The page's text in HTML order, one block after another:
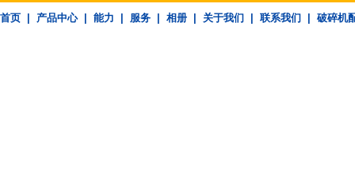
首页 产品中心| 能力 服务 相册 关于我们 联系我们 破碎机